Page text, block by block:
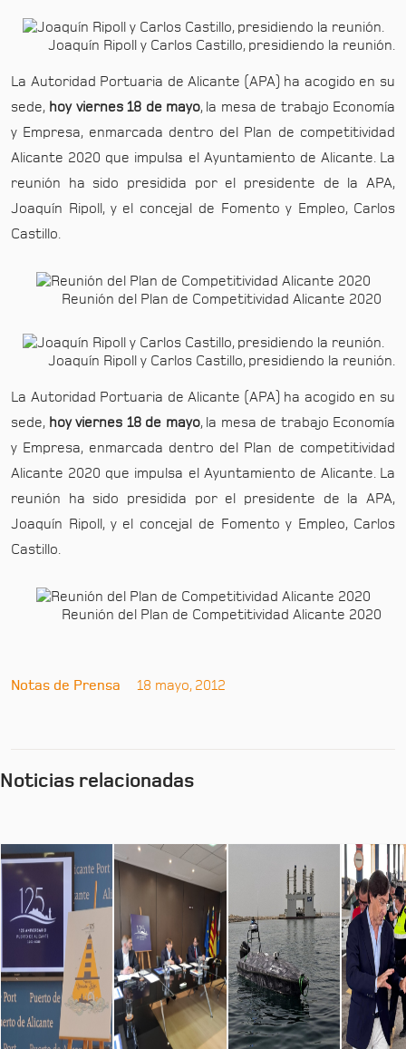
Joaquín Ripoll y Carlos Castillo, presidiendo la reunión.
La Autoridad Portuaria de Alicante (APA) ha acogido en su
sede, hoy viernes 18 de mayo, la mesa de trabajo Economía
y Empresa, enmarcada dentro del Plan de competitividad
Alicante 2020 que impulsa el Ayuntamiento de Alicante. La
reunión ha sido presidida por el presidente de la APA,
Joaquín Ripoll, y el concejal de Fomento y Empleo, Carlos
Castillo.
Reunión del Plan de Competitividad Alicante 2020
Joaquín Ripoll y Carlos Castillo, presidiendo la reunión.
La Autoridad Portuaria de Alicante (APA) ha acogido en su
sede, hoy viernes 18 de mayo, la mesa de trabajo Economía
y Empresa, enmarcada dentro del Plan de competitividad
Alicante 2020 que impulsa el Ayuntamiento de Alicante. La
reunión ha sido presidida por el presidente de la APA,
Joaquín Ripoll, y el concejal de Fomento y Empleo, Carlos
Castillo.
Reunión del Plan de Competitividad Alicante 2020
Notas de Prensa 18 mayo, 2012
Noticias relacionadas